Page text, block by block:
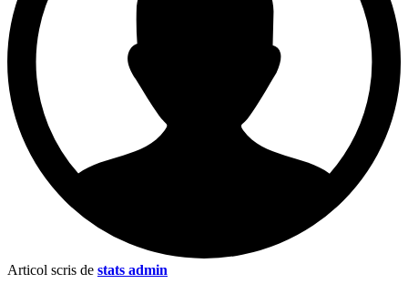
Articol scris de stats admin